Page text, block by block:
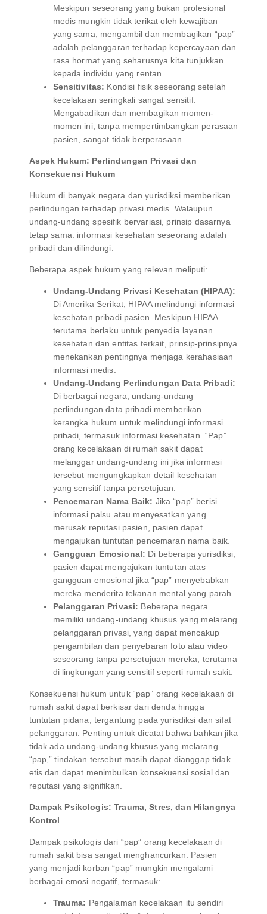
Meskipun seseorang yang bukan profesional
medis mungkin tidak terikat oleh kewajiban
yang sama, mengambil dan membagikan “pap”
adalah pelanggaran terhadap kepercayaan dan
rasa hormat yang seharusnya kita tunjukkan
kepada individu yang rentan.
Sensitivitas: Kondisi fisik seseorang setelah
kecelakaan seringkali sangat sensitif.
Mengabadikan dan membagikan momen-
momen ini, tanpa mempertimbangkan perasaan
pasien, sangat tidak berperasaan.
Aspek Hukum: Perlindungan Privasi dan
Konsekuensi Hukum
Hukum di banyak negara dan yurisdiksi memberikan
perlindungan terhadap privasi medis. Walaupun
undang-undang spesifik bervariasi, prinsip dasarnya
tetap sama: informasi kesehatan seseorang adalah
pribadi dan dilindungi.
Beberapa aspek hukum yang relevan meliputi:
Undang-Undang Privasi Kesehatan (HIPAA):
Di Amerika Serikat, HIPAA melindungi informasi
kesehatan pribadi pasien. Meskipun HIPAA
terutama berlaku untuk penyedia layanan
kesehatan dan entitas terkait, prinsip-prinsipnya
menekankan pentingnya menjaga kerahasiaan
informasi medis.
Undang-Undang Perlindungan Data Pribadi:
Di berbagai negara, undang-undang
perlindungan data pribadi memberikan
kerangka hukum untuk melindungi informasi
pribadi, termasuk informasi kesehatan. “Pap”
orang kecelakaan di rumah sakit dapat
melanggar undang-undang ini jika informasi
tersebut mengungkapkan detail kesehatan
yang sensitif tanpa persetujuan.
Pencemaran Nama Baik: Jika “pap” berisi
informasi palsu atau menyesatkan yang
merusak reputasi pasien, pasien dapat
mengajukan tuntutan pencemaran nama baik.
Gangguan Emosional: Di beberapa yurisdiksi,
pasien dapat mengajukan tuntutan atas
gangguan emosional jika “pap” menyebabkan
mereka menderita tekanan mental yang parah.
Pelanggaran Privasi: Beberapa negara
memiliki undang-undang khusus yang melarang
pelanggaran privasi, yang dapat mencakup
pengambilan dan penyebaran foto atau video
seseorang tanpa persetujuan mereka, terutama
di lingkungan yang sensitif seperti rumah sakit.
Konsekuensi hukum untuk “pap” orang kecelakaan di
rumah sakit dapat berkisar dari denda hingga
tuntutan pidana, tergantung pada yurisdiksi dan sifat
pelanggaran. Penting untuk dicatat bahwa bahkan jika
tidak ada undang-undang khusus yang melarang
“pap,” tindakan tersebut masih dapat dianggap tidak
etis dan dapat menimbulkan konsekuensi sosial dan
reputasi yang signifikan.
Dampak Psikologis: Trauma, Stres, dan Hilangnya
Kontrol
Dampak psikologis dari “pap” orang kecelakaan di
rumah sakit bisa sangat menghancurkan. Pasien
yang menjadi korban “pap” mungkin mengalami
berbagai emosi negatif, termasuk:
Trauma: Pengalaman kecelakaan itu sendiri